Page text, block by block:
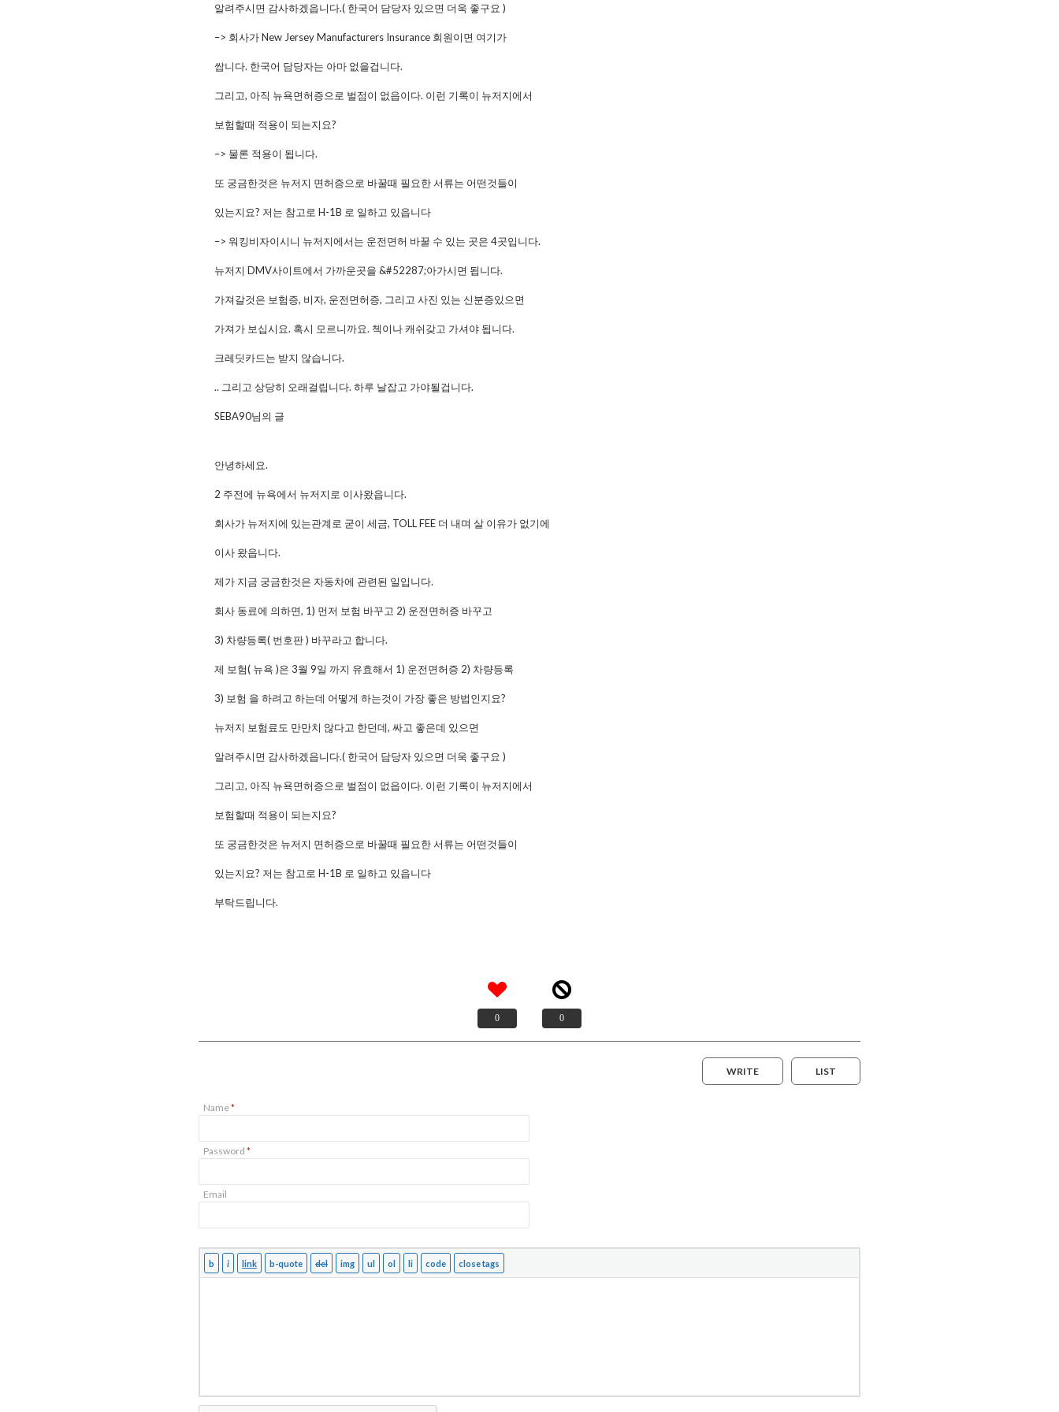
알려주시면 감사하겠읍니다.( 한국어 담당자 있으면 더욱 좋구요 )
–> 회사가 New Jersey Manufacturers Insurance 회원이면 여기가
쌉니다. 한국어 담당자는 아마 없을겁니다.
그리고, 아직 뉴욕면허증으로 벌점이 없읍이다. 이런 기록이 뉴저지에서
보험할때 적용이 되는지요?
–> 물론 적용이 됩니다.
또 궁금한것은 뉴저지 면허증으로 바꿀때 필요한 서류는 어떤것들이
있는지요? 저는 참고로 H-1B 로 일하고 있읍니다
–> 워킹비자이시니 뉴저지에서는 운전면허 바꿀 수 있는 곳은 4곳입니다.
뉴저지 DMV사이트에서 가까운곳을 &#52287;아가시면 됩니다.
가져갈것은 보험증, 비자, 운전면허증, 그리고 사진 있는 신분증있으면
가져가 보십시요. 혹시 모르니까요. 첵이나 캐쉬갖고 가셔야 됩니다.
크레딧카드는 받지 않습니다.
.. 그리고 상당히 오래걸립니다. 하루 날잡고 가야될겁니다.
SEBA90님의 글
안녕하세요.
2 주전에 뉴욕에서 뉴저지로 이사왔읍니다.
회사가 뉴저지에 있는관계로 굳이 세금, TOLL FEE 더 내며 살 이유가 없기에
이사 왔읍니다.
제가 지금 궁금한것은 자동차에 관련된 일입니다.
회사 동료에 의하면, 1) 먼저 보험 바꾸고 2) 운전면허증 바꾸고
3) 차량등록( 번호판 ) 바꾸라고 합니다.
제 보험( 뉴욕 )은 3월 9일 까지 유효해서 1) 운전면허증 2) 차량등록
3) 보험 을 하려고 하는데 어떻게 하는것이 가장 좋은 방법인지요?
뉴저지 보험료도 만만치 않다고 한던데, 싸고 좋은데 있으면
알려주시면 감사하겠읍니다.( 한국어 담당자 있으면 더욱 좋구요 )
그리고, 아직 뉴욕면허증으로 벌점이 없읍이다. 이런 기록이 뉴저지에서
보험할때 적용이 되는지요?
또 궁금한것은 뉴저지 면허증으로 바꿀때 필요한 서류는 어떤것들이
있는지요? 저는 참고로 H-1B 로 일하고 있읍니다
부탁드립니다.
0 0
LIST
WRITE
Name*
Password *
Email